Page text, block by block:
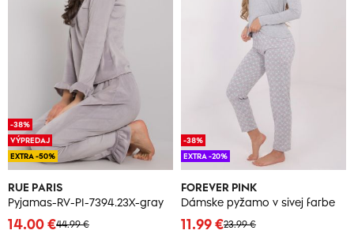
RUE PARIS
Pyjamas-RV-PI-7394.23X-gray
44.99 €
14.00 €
-38%
VÝPREDAJ
EXTRA -50%
FOREVER PINK
Dámske pyžamo v sivej farbe
23.99 €
11.99 €
-38%
EXTRA -20%